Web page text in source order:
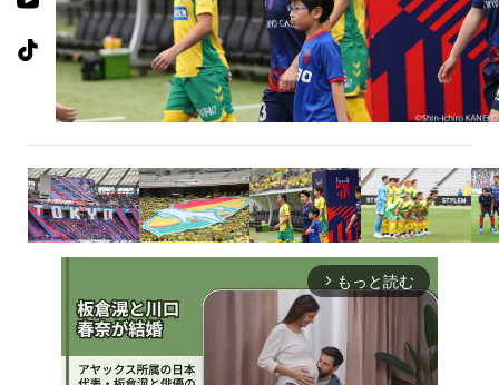
arrow_forward_ios もっと読む